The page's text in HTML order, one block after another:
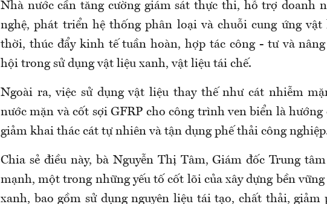
Nhà nước cần tăng cường giám sát thực thi, hỗ trợ doanh
nghệ, phát triển hệ thống phân loại và chuỗi cung ứng
thời, thúc đẩy kinh tế tuần hoàn, hợp tác công - tư và
hội trong sử dụng vật liệu xanh, vật liệu tái chế.
Ngoài ra, việc sử dụng vật liệu thay thế như cát nhiễm
nước mặn và cốt sợi GFRP cho công trình ven biển là
giảm khai thác cát tự nhiên và tận dụng phế thải công
Chia sẻ điều này, bà Nguyễn Thị Tâm, Giám đốc Trung
mạnh, một trong những yếu tố cốt lõi của xây dựng bền
xanh, bao gồm sử dụng nguyên liệu tái tạo, chất thải,